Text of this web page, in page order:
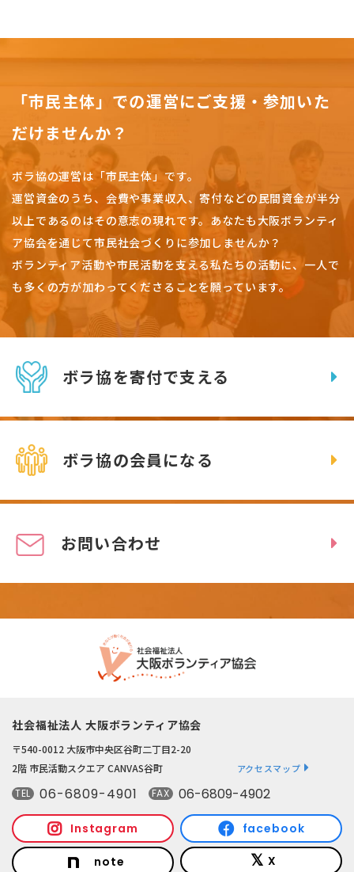
「市民主体」での運営にご支援・参加いた
だけませんか？
ボラ協の運営は「市民主体」です。
運営資金のうち、会費や事業収入、寄付などの民間資金が半分
以上であるのはその意志の現れです。 あなたも大阪ボランティ
ア協会を通じて市民社会づくりに参加しませんか？
ボランティア活動や市民活動を支える私たちの活動に、一人で
も多くの方が加わってくださることを願っています。
ボラ協を寄付で支える
ボラ協の会員になる
お問い合わせ
社会福祉法人 大阪ボランティア協会
〒540-0012 大阪市中央区谷町二丁目2-20
2階 市民活動スクエア CANVAS谷町
アクセスマップ
TEL 06-6809-4901 FAX 06-6809-4902
Instagram facebook
note X